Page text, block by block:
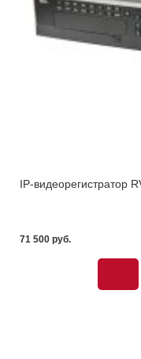
IP-видеорегистратор
71 500 pуб.